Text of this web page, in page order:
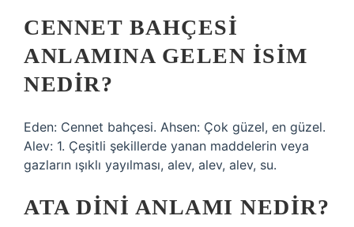
CENNET BAHÇESI
ANLAMINA GELEN ISIM
NEDIR?
Eden: Cennet bahçesi. Ahsen: Çok güzel, en güzel.
Alev: 1. Çeşitli şekillerde yanan maddelerin veya
gazların ışıklı yayılması, alev, alev, alev, su.
ATA DINI ANLAMI NEDIR?